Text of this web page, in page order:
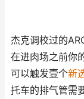
杰克调校过的
在进肉场之前你
可以触发壹个新
托车的排气管需